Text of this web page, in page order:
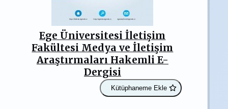
Ege Üniversitesi İletişim
Fakültesi Medya ve İletişim
Araştırmaları Hakemli E-
Dergisi
Kütüphaneme Ekle